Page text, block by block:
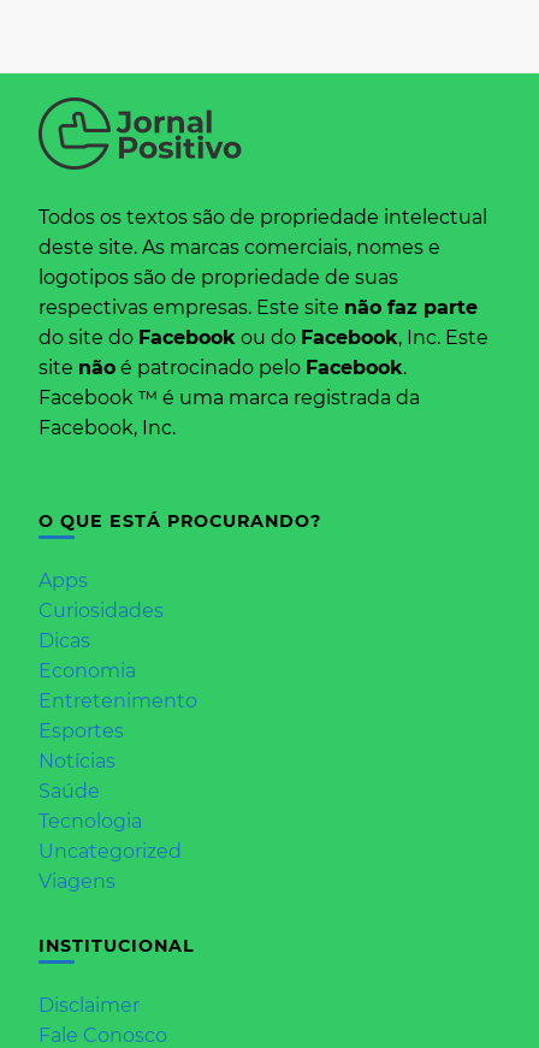
Todos os textos são de propriedade intelectual
deste site. As marcas comerciais, nomes e
logotipos são de propriedade de suas
respectivas empresas. Este site não faz parte
do site do Facebook ou do Facebook, Inc. Este
site não é patrocinado pelo Facebook.
Facebook ™ é uma marca registrada da
Facebook, Inc.
O QUE ESTÁ PROCURANDO?
Apps
Curiosidades
Dicas
Economia
Entretenimento
Esportes
Notícias
Saúde
Tecnologia
Uncategorized
Viagens
INSTITUCIONAL
Disclaimer
Fale Conosco